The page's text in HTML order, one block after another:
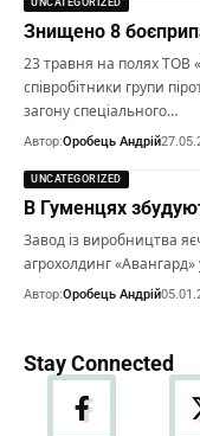
UNCATEGORIZED
Знищено 8
23 травня на полях ТОВ
співробітники групи
загону спеціального…
Автор:Оробець Андрій
UNCATEGORIZED
В Гуменцях
Завод із виробництва
агрохолдинг «Авангард»
Автор:Оробець Андрій
Stay Connected